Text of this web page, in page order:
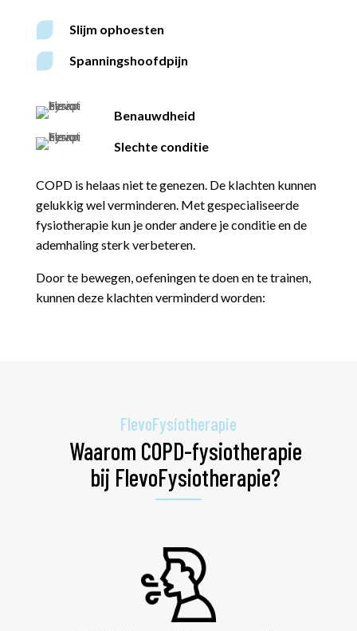
Slijm ophoesten
Spanningshoofdpijn
Benauwdheid
Slechte conditie
COPD is helaas niet te genezen. De klachten kunnen
gelukkig wel verminderen. Met gespecialiseerde
fysiotherapie kun je onder andere je conditie en de
ademhaling sterk verbeteren.
Door te bewegen, oefeningen te doen en te trainen,
kunnen deze klachten verminderd worden:
FlevoFysiotherapie
Waarom COPD-fysiotherapie
bij FlevoFysiotherapie?